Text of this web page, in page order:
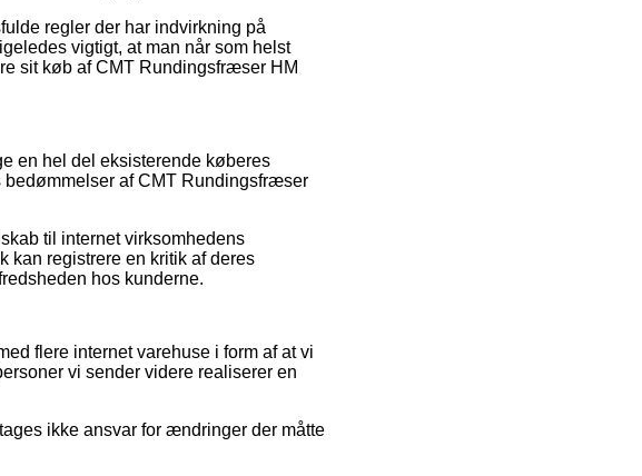
regler der har indvirkning på
vigtigt, at man når som helst
sit køb af CMT Rundingsfræser HM
en hel del eksisterende køberes
af CMT Rundingsfræser
til internet virksomhedens
kan registrere en kritik af deres
hos kunderne.
flere internet varehuse i form af at vi
vi sender videre realiserer en
ikke ansvar for ændringer der måtte